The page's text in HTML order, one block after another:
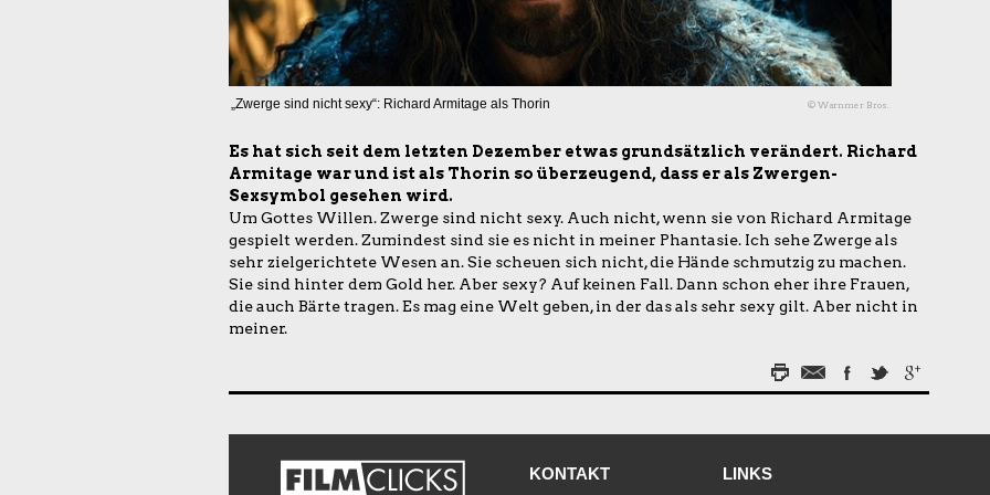
„Zwerge sind nicht sexy“: Richard Armitage als Thorin © Warnmer Bros.
Es hat sich seit dem letzten Dezember etwas grundsätzlich verändert. Richard
Armitage war und ist als Thorin so überzeugend, dass er als Zwergen-
Sexsymbol gesehen wird.
Um Gottes Willen. Zwerge sind nicht sexy. Auch nicht, wenn sie von Richard Armitage
gespielt werden. Zumindest sind sie es nicht in meiner Phantasie. Ich sehe Zwerge als
sehr zielgerichtete Wesen an. Sie scheuen sich nicht, die Hände schmutzig zu machen.
Sie sind hinter dem Gold her. Aber sexy? Auf keinen Fall. Dann schon eher ihre Frauen,
die auch Bärte tragen. Es mag eine Welt geben, in der das als sehr sexy gilt. Aber nicht in
meiner.
KONTAKT LINKS